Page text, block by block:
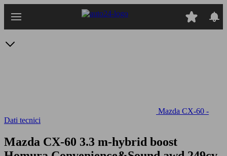
Mazda CX-60 -
Dati tecnici
Mazda CX-60 3.3 m-hybrid boost